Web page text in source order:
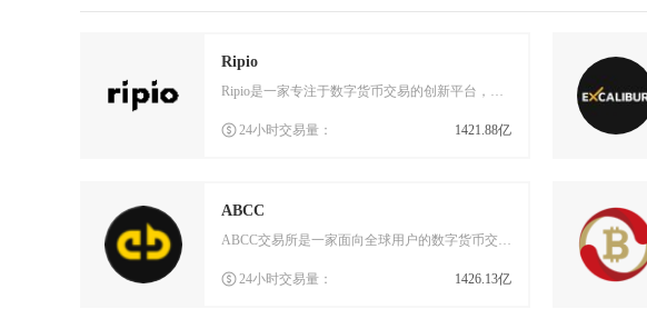
Ripio
24小时交易量： 1421.88亿
ABCC
24小时交易量： 1426.13亿